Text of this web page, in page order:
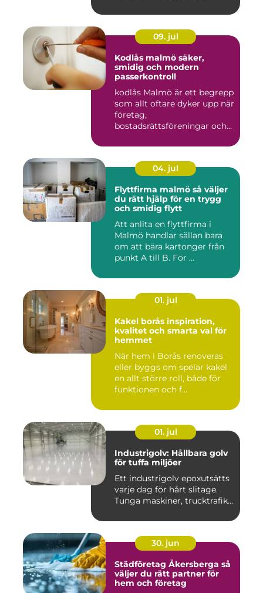
09. jul
Kodlås malmö säker,
smidig och modern
passerkontroll
kodlås Malmö är ett begrepp
som allt oftare dyker upp när
företag,
bostadsrättsföreningar och
04. jul
Flyttfirma malmö så väljer
du rätt hjälp för en trygg
och smidig flytt
Att anlita en flyttfirma i
Malmö handlar sällan bara
om att bära kartonger från
punkt A till B. För ...
01. jul
Kakel borås inspiration,
kvalitet och smarta val för
hemmet
När hem i Borås renoveras
eller byggs om spelar kakel
en allt större roll, både för
funktionen och f...
01. jul
Industrigolv: Hållbara golv
för tuffa miljöer
Ett industrigolv epoxutsätts
varje dag för hårt slitage.
Tunga maskiner, trucktrafik...
30. jun
Städföretag Åkersberga så
väljer du rätt partner för
hem och företag